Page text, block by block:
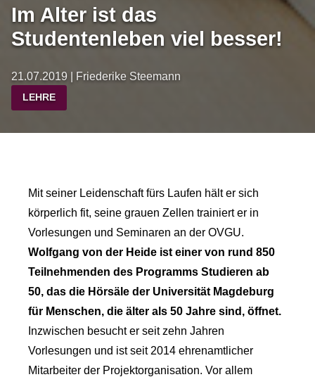
Im Alter ist das
Studentenleben viel besser!
21.07.2019 | Friederike Steemann
LEHRE
Mit seiner Leidenschaft fürs Laufen hält er sich
körperlich fit, seine grauen Zellen trainiert er in
Vorlesungen und Seminaren an der OVGU.
Wolfgang von der Heide ist einer von rund 850
Teilnehmenden des Programms Studieren ab
50, das die Hörsäle der Universität Magdeburg
für Menschen, die älter als 50 Jahre sind, öffnet.
Inzwischen besucht er seit zehn Jahren
Vorlesungen und ist seit 2014 ehrenamtlicher
Mitarbeiter der Projekt­organisation. Vor allem